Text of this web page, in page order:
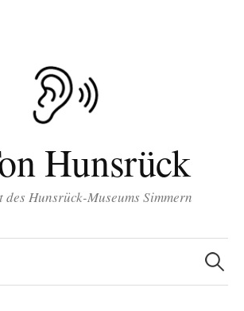
Hunsrück
Hunsrück-Museums Simmern
Suchen
nach: